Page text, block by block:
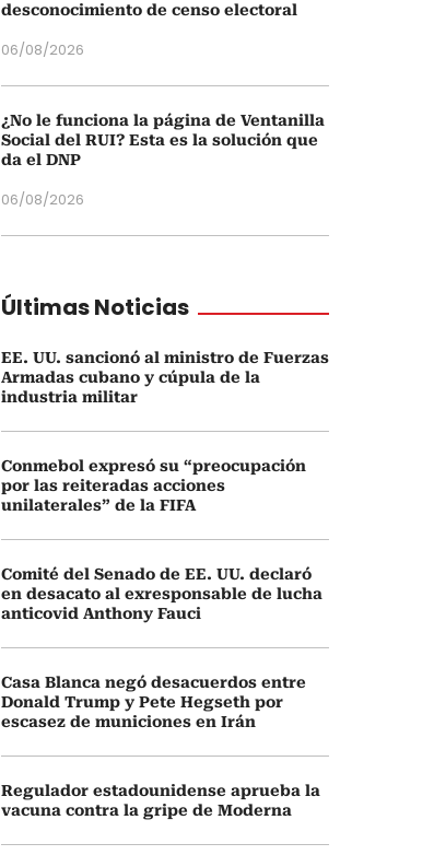
desconocimiento de censo electoral
06/08/2026
¿No le funciona la página de Ventanilla
Social del RUI? Esta es la solución que
da el DNP
06/08/2026
Últimas Noticias
EE. UU. sancionó al ministro de Fuerzas
Armadas cubano y cúpula de la
industria militar
Conmebol expresó su “preocupación
por las reiteradas acciones
unilaterales” de la FIFA
Comité del Senado de EE. UU. declaró
en desacato al exresponsable de lucha
anticovid Anthony Fauci
Casa Blanca negó desacuerdos entre
Donald Trump y Pete Hegseth por
escasez de municiones en Irán
Regulador estadounidense aprueba la
vacuna contra la gripe de Moderna